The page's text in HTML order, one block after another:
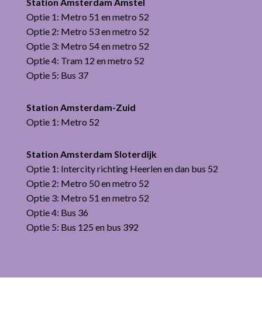
Optie 1: Metro 51 en metro 52
Optie 2: Metro 53 en metro 52
Optie 3: Metro 54 en metro 52
Optie 4: Tram 12 en metro 52
Optie 5: Bus 37
Station Amsterdam-Zuid
Optie 1: Metro 52
Station Amsterdam Sloterdijk
Optie 1: Intercity richting Heerlen en dan bus 52
Optie 2: Metro 50 en metro 52
Optie 3: Metro 51 en metro 52
Optie 4: Bus 36
Optie 5: Bus 125 en bus 392